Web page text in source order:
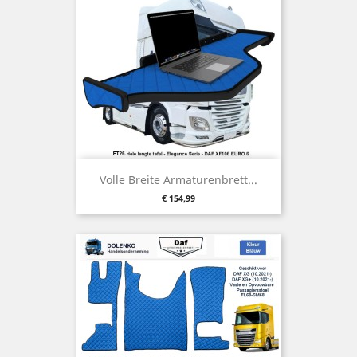
Volle Breite Armaturenbrett...
Preis
€ 154,99